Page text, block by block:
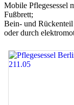
Mobile Pflegesessel
Fußbrett;
Bein- und
oder durch